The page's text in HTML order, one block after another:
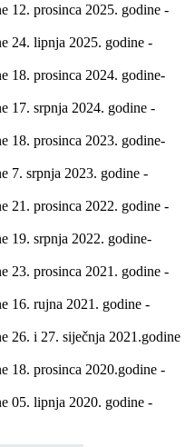
12. prosinca 2025. godine -
24. lipnja 2025. godine -
18. prosinca 2024. godine-
17. srpnja 2024. godine -
18. prosinca 2023. godine-
7. srpnja 2023. godine -
21. prosinca 2022. godine -
19. srpnja 2022. godine-
23. prosinca 2021. godine -
16. rujna 2021. godine -
26. i 27. siječnja 2021.godine
18. prosinca 2020.godine -
05. lipnja 2020. godine -